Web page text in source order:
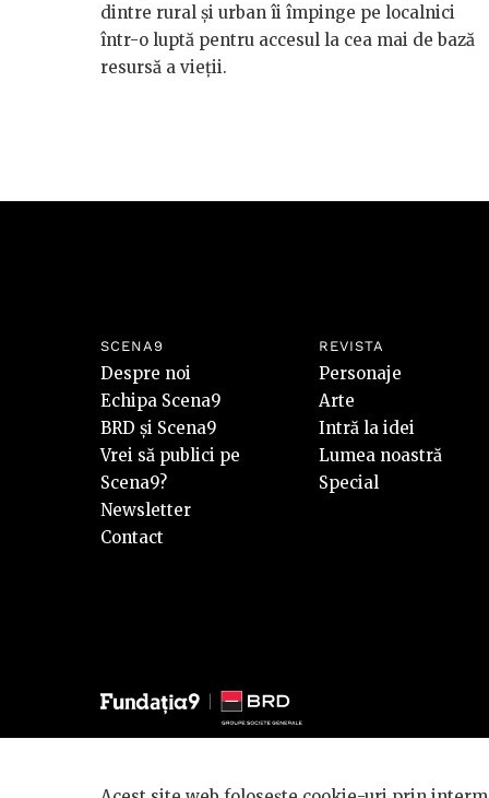
dintre rural și urban îi împinge pe localnici
într-o luptă pentru accesul la cea mai de bază
resursă a vieții.
SCENA9
Despre noi
Echipa Scena9
BRD și Scena9
Vrei să publici pe
Scena9?
Newsletter
Contact
REVISTA
Personaje
Arte
Intră la idei
Lumea noastră
Special